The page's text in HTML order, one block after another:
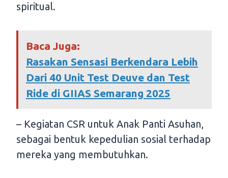
spiritual.
Baca Juga:
Rasakan Sensasi Berkendara Lebih
Dari 40 Unit Test Deuve dan Test
Ride di GIIAS Semarang 2025
– Kegiatan CSR untuk Anak Panti Asuhan,
sebagai bentuk kepedulian sosial terhadap
mereka yang membutuhkan.